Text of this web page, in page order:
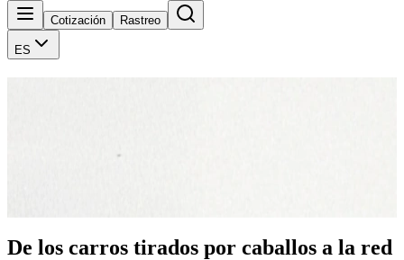
Cotización Rastreo
ES
siete sedes y un principio que permanece: la fiabilidad no es
De los carros tirados por caballos a la red